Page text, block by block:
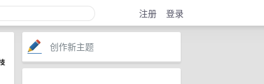
注册 登录
创作新主题